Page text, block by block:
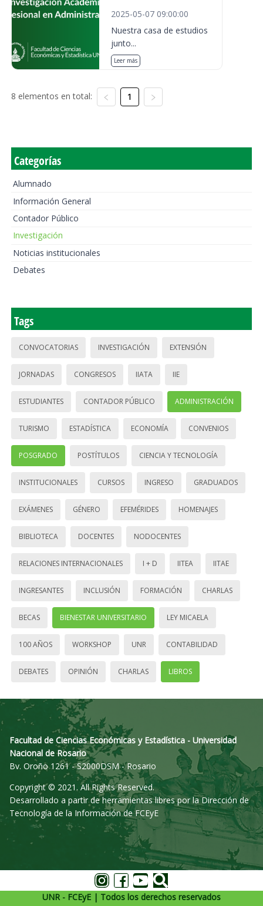
2025-05-07 09:00:00
Nuestra casa de estudios
junto...
Leer más
8 elementos en total: 1
Categorías
Alumnado
Información General
Contador Público
Investigación
Noticias institucionales
Debates
Tags
CONVOCATORIAS INVESTIGACIÓN EXTENSIÓN
JORNADAS CONGRESOS IIATA IIE
ESTUDIANTES CONTADOR PÚBLICO ADMINISTRACIÓN
TURISMO ESTADÍSTICA ECONOMÍA CONVENIOS
POSGRADO POSTÍTULOS CIENCIA Y TECNOLOGÍA
INSTITUCIONALES CURSOS INGRESO GRADUADOS
EXÁMENES GÉNERO EFEMÉRIDES HOMENAJES
BIBLIOTECA DOCENTES NODOCENTES
RELACIONES INTERNACIONALES I + D IITEA IITAE
INGRESANTES INCLUSIÓN FORMACIÓN CHARLAS
BECAS BIENESTAR UNIVERSITARIO LEY MICAELA
100 AÑOS WORKSHOP UNR CONTABILIDAD
DEBATES OPINIÓN CHARLAS LIBROS
Facultad de Ciencias Económicas y Estadística - Universidad
Nacional de Rosario
Bv. Oroño 1261 - S2000DSM - Rosario
Copyright © 2021. All Rights Reserved.
Desarrollado a partir de herramientas libres por la Dirección de
Tecnología de la Información de FCEyE
UNR - FCEyE | Todos los derechos reservados